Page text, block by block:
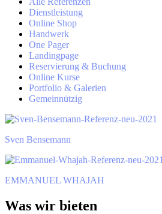
Dienstleistung
Online Shop
Handwerk
One Pager
Landingpage
Reservierung & Buchung
Online Kurse
Portfolio & Galerien
Gemeinnützig
Sven Bensemann
EMMANUEL WHAJAH
Was wir bieten